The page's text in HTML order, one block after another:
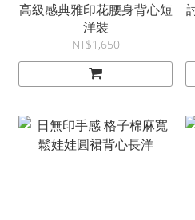
高級感典雅印花腰身背心短
洋裝
NT$1,650